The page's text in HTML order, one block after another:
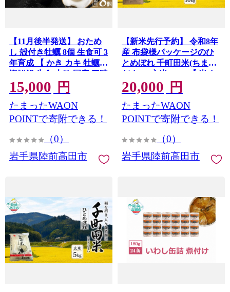
【11月後半発送】 おため
し 殻付き牡蠣 8個 生食可 3
年育成 【 かき カキ 牡蠣
海鮮鍋 生食 大粒 国産 三陸
産 広田湾 期間限定 マルテ
ン水産 】 RT3254
15,000 円
たまったWAON
POINTで寄附できる！
（0）
岩手県陸前高田市
【新米先行予約】 令和8年
産 布袋様パッケージのひ
とめぼれ 千町田米(ちまち
だまい) 玄米 10kg 【 米 お
米 ひとめぼれ おにぎり お
弁当 産地直送 数量限定 】
RT3398
20,000 円
たまったWAON
POINTで寄附できる！
（0）
岩手県陸前高田市